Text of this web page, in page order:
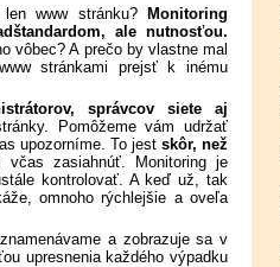
www stránku?
Monitoring
ale nutnosťou.
vôbec? A prečo by vlastne mal
stránkami prejsť k inému
správcov siete aj
Pomôžeme vám udržať
upozorníme. To jest skôr, než
zasiahnúť. Monitoring je
kontrolovať. A keď už, tak
omnoho rýchlejšie a oveľa
a zobrazuje sa v
upresnenia každého výpadku